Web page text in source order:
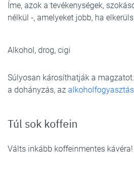
Íme, azok a tevékenységek,
nélkül -, amelyeket jobb, ha
Alkohol, drog, cigi
Súlyosan károsíthatják a
a dohányzás, az alkoholfogyasztás
Túl sok koffein
Válts inkább koffeinmentes kávéra!